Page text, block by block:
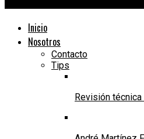
Inicio
Nosotros
Contacto
Tips
Revisión técnica